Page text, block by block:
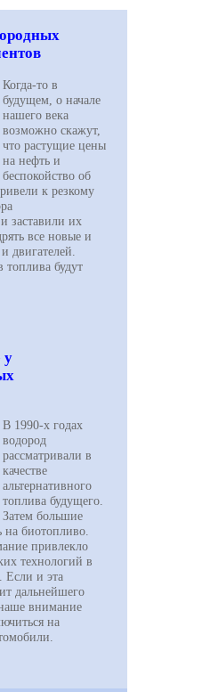
Когда-то в
будущем, о начале
нашего века
возможно скажут,
что растущие цены
на нефть и
беспокойство об
к резкому
заставили их
все новые и
двигателей.
будут
у
В 1990-х годах
водород
рассматривали в
качестве
альтернативного
топлива будущего.
Затем большие
на биотопливо.
привлекло
технологий в
Если и эта
дальнейшего
внимание
на